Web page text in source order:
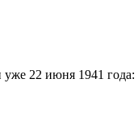
уже 22 июня 1941